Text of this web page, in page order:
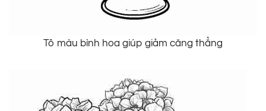
Tô màu bình hoa giúp giảm căng thẳng